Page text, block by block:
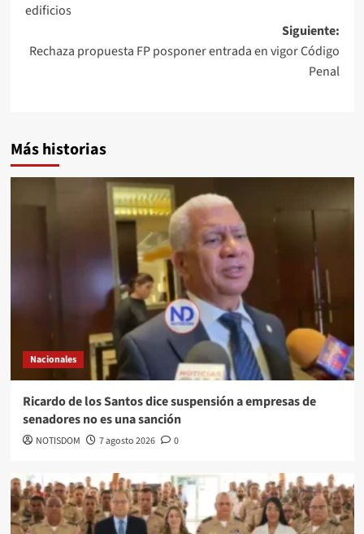
edificios
Siguiente:
Rechaza propuesta FP posponer entrada en vigor Código
Penal
Más historias
Nacionales
Ricardo de los Santos dice suspensión a empresas de
senadores no es una sanción
NOTISDOM 7 agosto 2026 0